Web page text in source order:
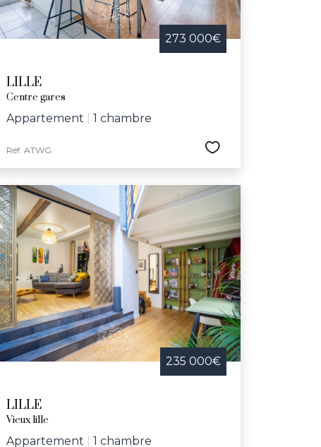
273 000€
LILLE
Centre gares
Appartement 1 chambre
Réf. ATWG
235 000€
LILLE
Vieux lille
Appartement 1 chambre